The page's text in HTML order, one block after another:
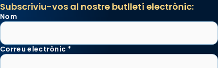
Subscriviu-vos al nostre butlletí electrònic:
Nom
Correu electrònic *